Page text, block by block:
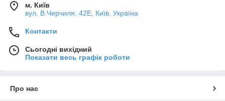
м. Київ
вул. В.Черчиля, 42Е, Київ, Україна
Контакти
Сьогодні вихідний
Показати весь графік роботи
Про нас